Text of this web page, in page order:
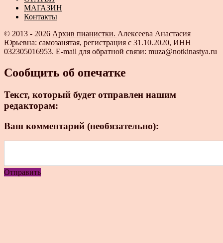
МАГАЗИН
Контакты
© 2013 - 2026 Архив пианистки. Алексеева Анастасия
Юрьевна: самозанятая, регистрация с 31.10.2020, ИНН
032305016953. E-mail для обратной связи: muza@notkinastya.ru
Сообщить об опечатке
Текст, который будет отправлен нашим
редакторам:
Ваш комментарий (необязательно):
Отправить